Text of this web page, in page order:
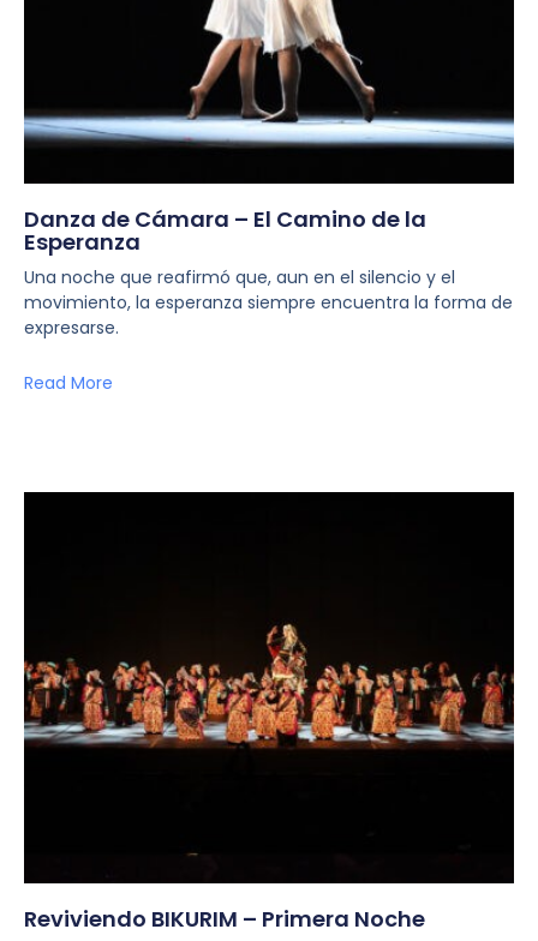
Danza de Cámara – El Camino de la
Esperanza
Una noche que reafirmó que, aun en el silencio y el
movimiento, la esperanza siempre encuentra la forma de
expresarse.
Read More
Reviviendo BIKURIM – Primera Noche